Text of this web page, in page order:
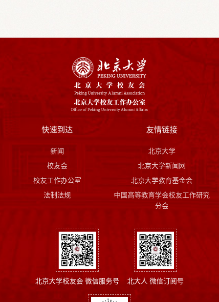
快速到达
新闻
校友会
校友工作办公室
法制法规
友情链接
北京大学
北京大学新闻网
北京大学教育基金会
中国高等教育学会校友工作研究
分会
北京大学校友会 微信服务号 北大人 微信订阅号